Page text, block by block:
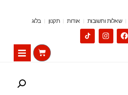
שאלות ותשובות אודות תקנון בלוג